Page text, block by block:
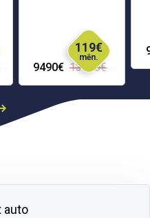
9490€ 13690€
119€
mēn.
auto